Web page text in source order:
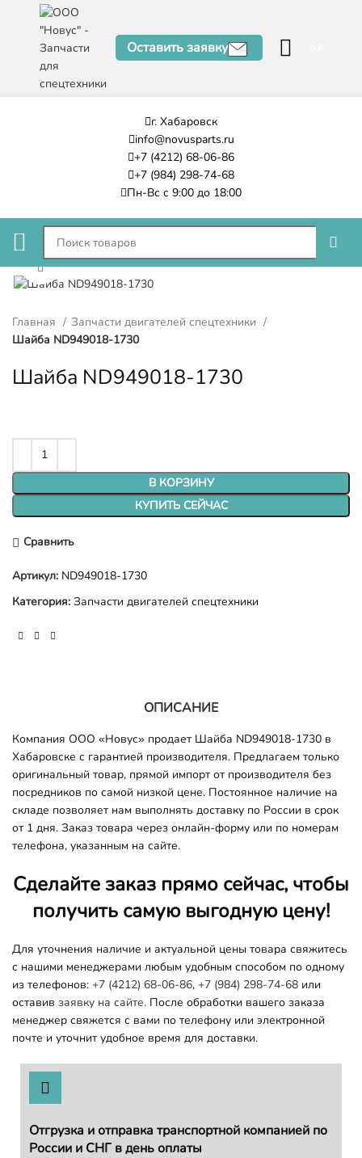
Оставить заявку
г. Хабаровск
info@novusparts.ru
+7 (4212) 68-06-86
+7 (984) 298-74-68
Пн-Вс с 9:00 до 18:00
Нажмите, чтобы увеличить
Главная
Запчасти двигателей спецтехники
Шайба ND949018-1730
Шайба ND949018-1730
В КОРЗИНУ
КУПИТЬ СЕЙЧАС
Сравнить
Артикул: ND949018-1730
Категория: Запчасти двигателей спецтехники
ОПИСАНИЕ
Компания ООО «Новус» продает Шайба ND949018-1730 в
Хабаровске с гарантией производителя. Предлагаем только
оригинальный товар, прямой импорт от производителя без
посредников по самой низкой цене. Постоянное наличие на
складе позволяет нам выполнять доставку по России в срок
от 1 дня. Заказ товара через онлайн-форму или по номерам
телефона, указанным на сайте.
Сделайте заказ прямо сейчас, чтобы
получить самую выгодную цену!
Для уточнения наличие и актуальной цены товара свяжитесь
с нашими менеджерами любым удобным способом по одному
из телефонов: +7 (4212) 68-06-86, +7 (984) 298-74-68 или
оставив заявку на сайте. После обработки вашего заказа
менеджер свяжется с вами по телефону или электронной
почте и уточнит удобное время для доставки.
Отгрузка и отправка транспортной компанией по
России и СНГ в день оплаты